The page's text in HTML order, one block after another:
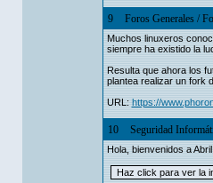
9 Foros Generales/
Muchos linuxeros
siempre ha existido la
Resulta que ahora los
plantea realizar un fork
URL: https://
10 Seguridad
Hola, bienvenidos a